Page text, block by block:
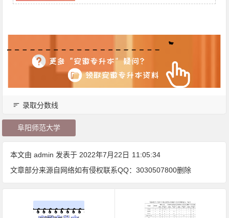
录取分数线
阜阳师范大学
本文由admin 发表于 2022年7月22日 11:05:34
文章部分来源自网络如有侵权联系QQ：3030507800删除